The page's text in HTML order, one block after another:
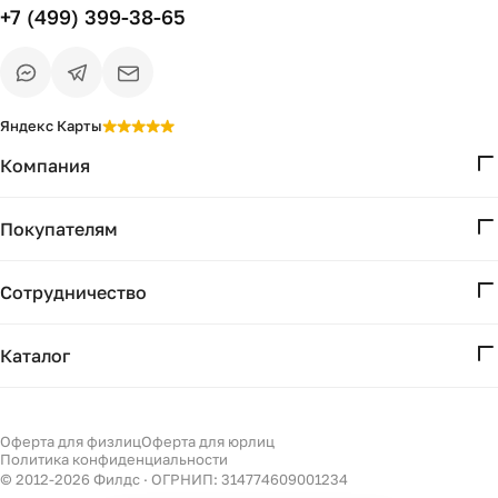
Компания
Проекты
Покупателям
Доставка и оплата
Сотрудничество
Бизнесу
Филдс в Дзене ↗
Каталог
Светильники
Декор
+7 (499) 399-38-65
Яндекс Карты
© 2012-2026 Филдс · ОГРНИП: 314774609001234
Оферта для физлицОферта для юрлиц
Политика конфиденциальности
и дальнейшие шаги